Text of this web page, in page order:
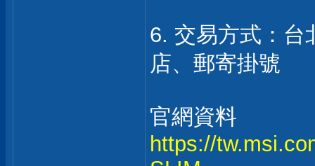
6. 交易方式：台
店、郵寄掛號
官網資料
https://